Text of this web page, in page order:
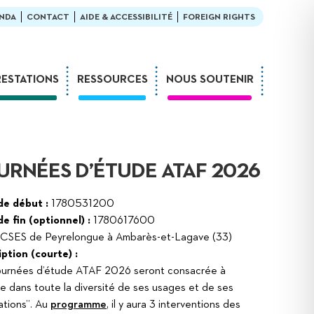
CONTACT AIDE & ACCESSIBILITÉ FOREIGN RIGHTS
Sur-mesure
Webinaires
RESSOURCES
LDQR au musée
LDQR en EHPAD
Projets de recherche
Réaliser soi-même
NOUS SOUTENIR
D’ÉTUDE ATAF 2026
début : 1780531200
fin (optionnel) : 1780617600
CSES de Peyrelongue à Ambarès-et-Lagave (33)
(courte) :
d’étude ATAF 2026 seront consacrée à
dans toute la diversité de ses usages et de ses
Au programme, il y aura 3 interventions des